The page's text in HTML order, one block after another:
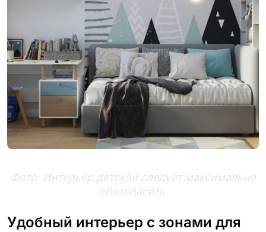
Фото: Интерьер детской следует максимально
обезопасить
Удобный интерьер с зонами для